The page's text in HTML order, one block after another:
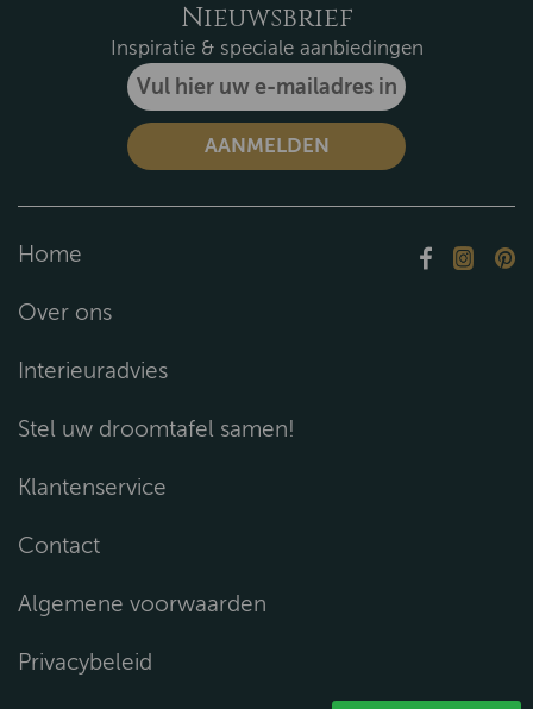
Nieuwsbrief
Inspiratie & speciale aanbiedingen
Home
Over ons
Interieuradvies
Stel uw droomtafel samen!
Klantenservice
Contact
Algemene voorwaarden
Privacybeleid